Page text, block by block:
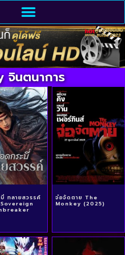
จินตนาการ
ทลายสวรรค์
จ๋อจัดตาย The
Monkey (2025)